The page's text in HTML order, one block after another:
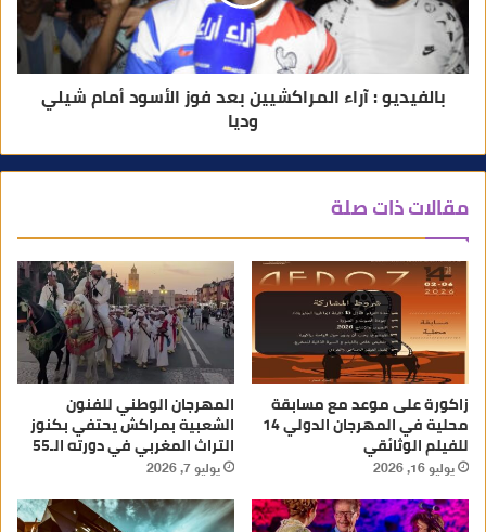
بالفيديو : آراء المراكشيين بعد فوز الأسود أمام شيلي
وديا
مقالات ذات صلة
زاكورة على موعد مع مسابقة
محلية في المهرجان الدولي 14
للفيلم الوثائقي
يوليو 16, 2026
المهرجان الوطني للفنون
الشعبية بمراكش يحتفي بكنوز
التراث المغربي في دورته الـ55
يوليو 7, 2026